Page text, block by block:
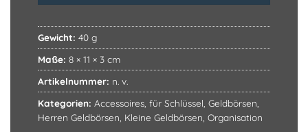
Gewicht: 40 g
Maße: 8 × 11 × 3 cm
Artikelnummer: n. v.
Kategorien: Accessoires für Schlüssel Geldbörsen
Herren Geldbörsen Kleine Geldbörsen Organisation